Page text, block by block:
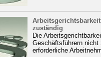
zuständig
Die
Geschäftsführern
erforderliche